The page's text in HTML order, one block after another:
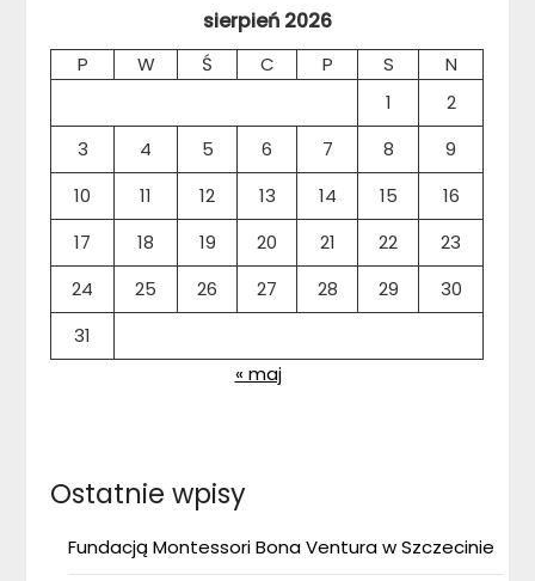
sierpień 2026
P W Ś C P S
N
1
2
3
4 5 6 7 8
9
10
11 12 13 14 15
16
17
18 19 20 21 22
23
24
25 26 27 28 29
30
31
« maj
Ostatnie wpisy
Fundacją Montessori Bona Ventura w Szczecinie